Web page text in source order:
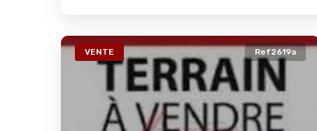
VENTE Ref2619a